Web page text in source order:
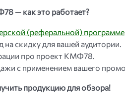
— как это работает?
(реферальной) программе
скидку для вашей аудитории.
про проект КМФ78.
с применением вашего
продукцию для обзора!